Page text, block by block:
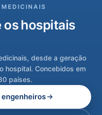
MEDICINAIS
os hospitais
desde a geração
hospital. Concebidos em
países.